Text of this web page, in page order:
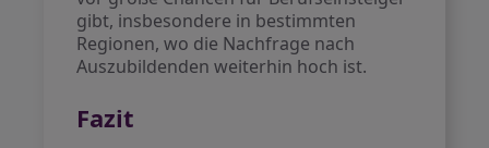
gibt, insbesondere in bestimmten
Regionen, wo die Nachfrage nach
Auszubildenden weiterhin hoch ist.
Fazit